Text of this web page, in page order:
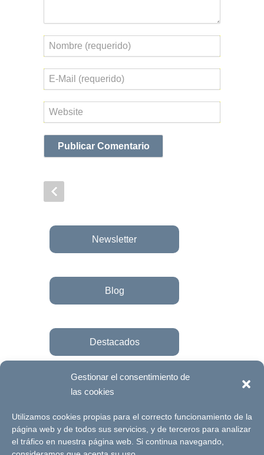
Gestionar el consentimiento de
las cookies
Utilizamos cookies propias para el correcto funcionamiento de la
página web y de todos sus servicios, y de terceros para analizar
el tráfico en nuestra página web. Si continua navegando,
Nombre
Correo
electrónico
Web
Newsletter
Blog
Destacados
Únete a la fundación
© Futuro Singular Córdoba 2017. Web